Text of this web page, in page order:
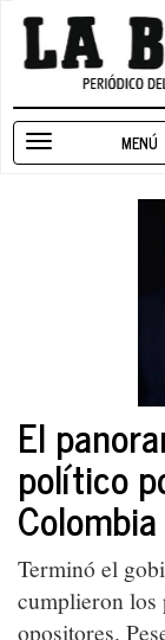
Pasar
contenido
navigation
El
político
Colombia
Terminó el
cumplieron los
opositores.